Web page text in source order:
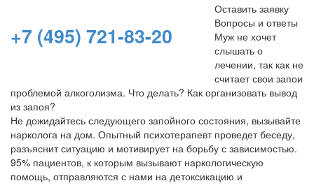
+7 (495) 721-83-20
Оставить заявку
Вопросы и ответы
Муж не хочет
слышать о
лечении, так как не
считает свои запои
проблемой алкоголизма. Что делать? Как организовать вывод
из запоя?
Не дожидайтесь следующего запойного состояния, вызывайте
нарколога на дом. Опытный психотерапевт проведет беседу,
разъяснит ситуацию и мотивирует на борьбу с зависимостью.
95% пациентов, к которым вызывают наркологическую
помощь, отправляются с нами на детоксикацию и